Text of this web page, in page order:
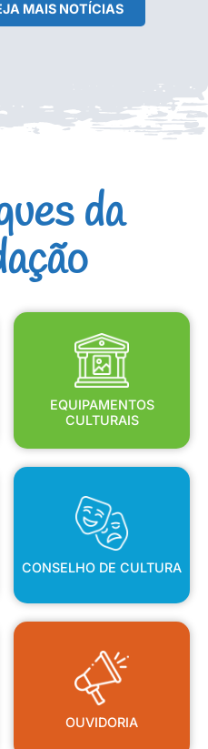
MAIS NOTÍCIAS
da
EQUIPAMENTOS
CULTURAIS
EQUIPAMENTOS
CULTURAIS
CONSELHO DE CULTURA
CONSELHO DE CULTURA
OUVIDORIA
OUVIDORIA